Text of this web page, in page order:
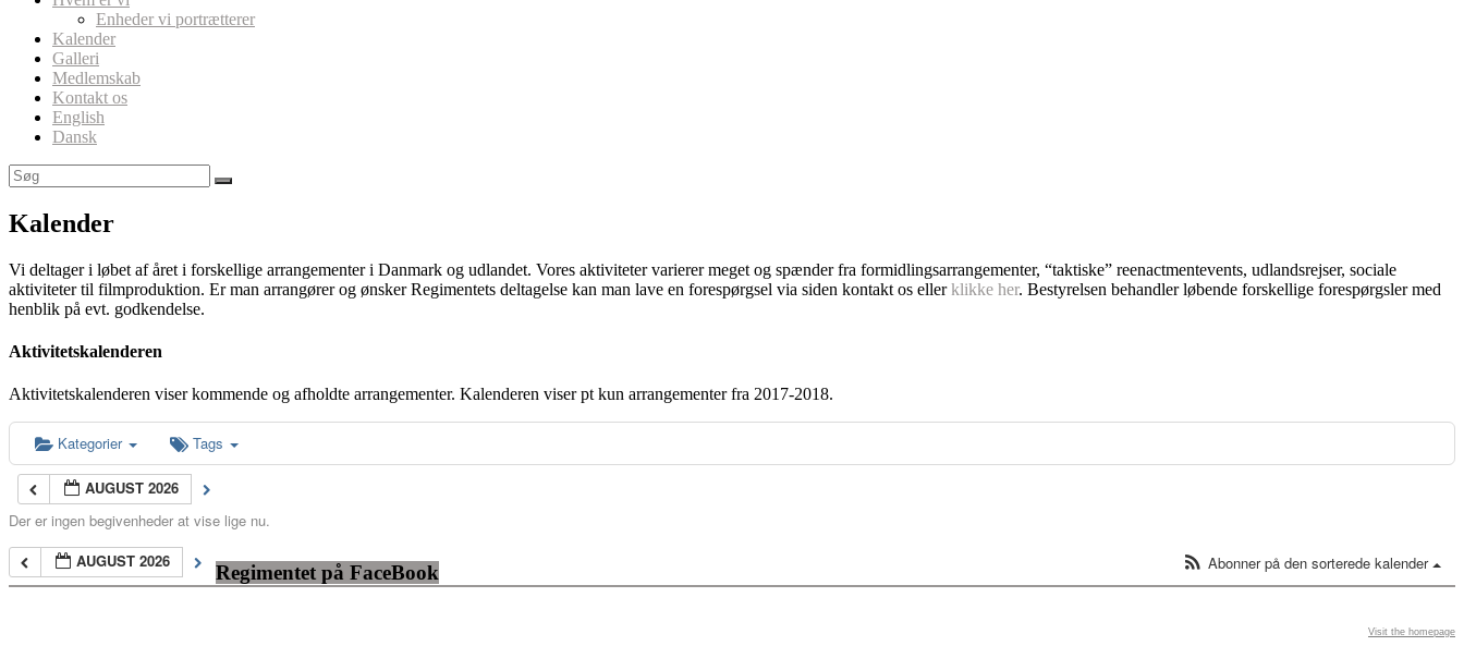
Enheder vi portrætterer
Kalender
Galleri
Medlemskab
Kontakt os
English
Dansk
Kalender
Vi deltager i løbet af året i forskellige arrangementer i Danmark og udlandet. Vores aktiviteter varierer meget og spænder fra formidlingsarrangementer, “taktiske” reenactmentevents, udlandsrejser, sociale
aktiviteter til filmproduktion. Er man arrangører og ønsker Regimentets deltagelse kan man lave en forespørgsel via siden kontakt os ellerklikke her. Bestyrelsen behandler løbende forskellige forespørgsler med
henblik på evt. godkendelse.
Aktivitetskalenderen
Aktivitetskalenderen viser kommende og afholdte arrangementer. Kalenderen viser pt kun arrangementer fra 2017-2018.
Kategorier Tags
AUGUST 2026
Der er ingen begivenheder at vise lige nu.
AUGUST 2026
Abonner på den sorterede kalender
Regimentet på FaceBook
Visit the homepage